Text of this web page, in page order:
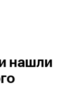
нашли